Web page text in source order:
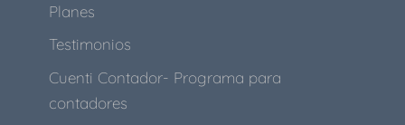
Planes
Testimonios
Cuenti Contador- Programa para
contadores